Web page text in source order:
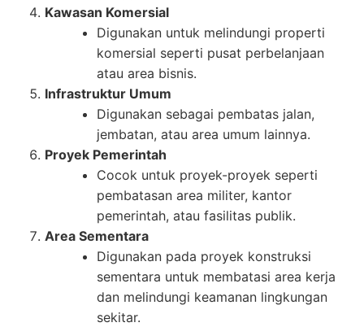
Kawasan Komersial
Digunakan untuk melindungi properti
komersial seperti pusat perbelanjaan
atau area bisnis.
Infrastruktur Umum
Digunakan sebagai pembatas jalan,
jembatan, atau area umum lainnya.
Proyek Pemerintah
Cocok untuk proyek-proyek seperti
pembatasan area militer, kantor
pemerintah, atau fasilitas publik.
Area Sementara
Digunakan pada proyek konstruksi
sementara untuk membatasi area kerja
dan melindungi keamanan lingkungan
sekitar.